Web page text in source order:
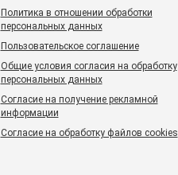
Политика в отношении обработки
персональных данных
Пользовательское соглашение
Общие условия согласия на обработку
персональных данных
Согласие на получение рекламной
информации
Согласие на обработку файлов cookies